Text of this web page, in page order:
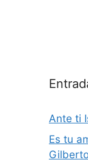
Ante ti
Es tu